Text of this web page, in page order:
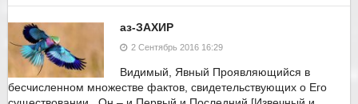
аз-ЗАХИР
2 Сентябрь 2016 16:29
Видимый, Явный Проявляющийся в
бесчисленном множестве фактов, свидетельствующих о Его